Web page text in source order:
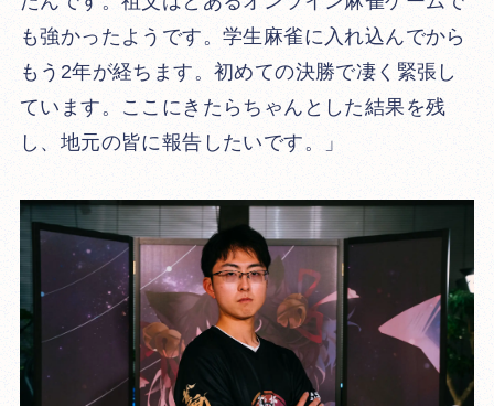
も強かったようです。学生麻雀に入れ込んでから
もう2年が経ちます。初めての決勝で凄く緊張し
ています。ここにきたらちゃんとした結果を残
し、地元の皆に報告したいです。」